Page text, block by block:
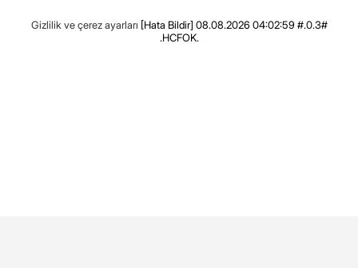
Gizlilik ve çerez ayarları [Hata Bildir] 08.08.2026 04:02:59 #.0.3#
.HCFOK.